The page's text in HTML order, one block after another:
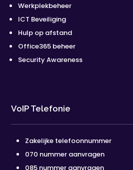
Werkplekbeheer
ICT Beveiliging
Hulp op afstand
Office365 beheer
Security Awareness
VoIP Telefonie
Zakelijke telefoonnummer
070 nummer aanvragen
085 nummer aanvragen